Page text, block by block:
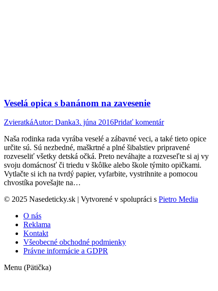
Veselá opica s banánom na zavesenie
ZvieratkáAutor: Danka3. júna 2016Pridať komentár
Naša rodinka rada vyrába veselé a zábavné veci, a také tieto opice
určite sú. Sú nezbedné, maškrtné a plné šibalstiev pripravené
rozveseliť všetky detská očká. Preto neváhajte a rozveseľte si aj vy
svoju domácnosť či triedu v škôlke alebo škole týmito opičkami.
Vytlačte si ich na tvrdý papier, vyfarbite, vystrihnite a pomocou
chvostíka povešajte na…
© 2025 Nasedeticky.sk | Vytvorené v spolupráci s Pietro Media
O nás
Reklama
Kontakt
Všeobecné obchodné podmienky
Právne informácie a GDPR
Menu (Pätička)